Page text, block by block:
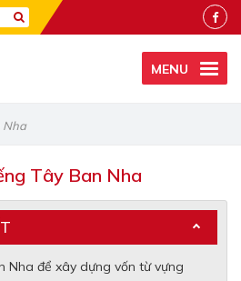
MENU
Nha
Tây Ban Nha
Nha để xây dựng vốn từ vựng